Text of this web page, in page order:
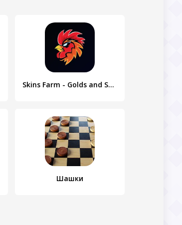
Skins Farm - Golds and Skins
Шашки